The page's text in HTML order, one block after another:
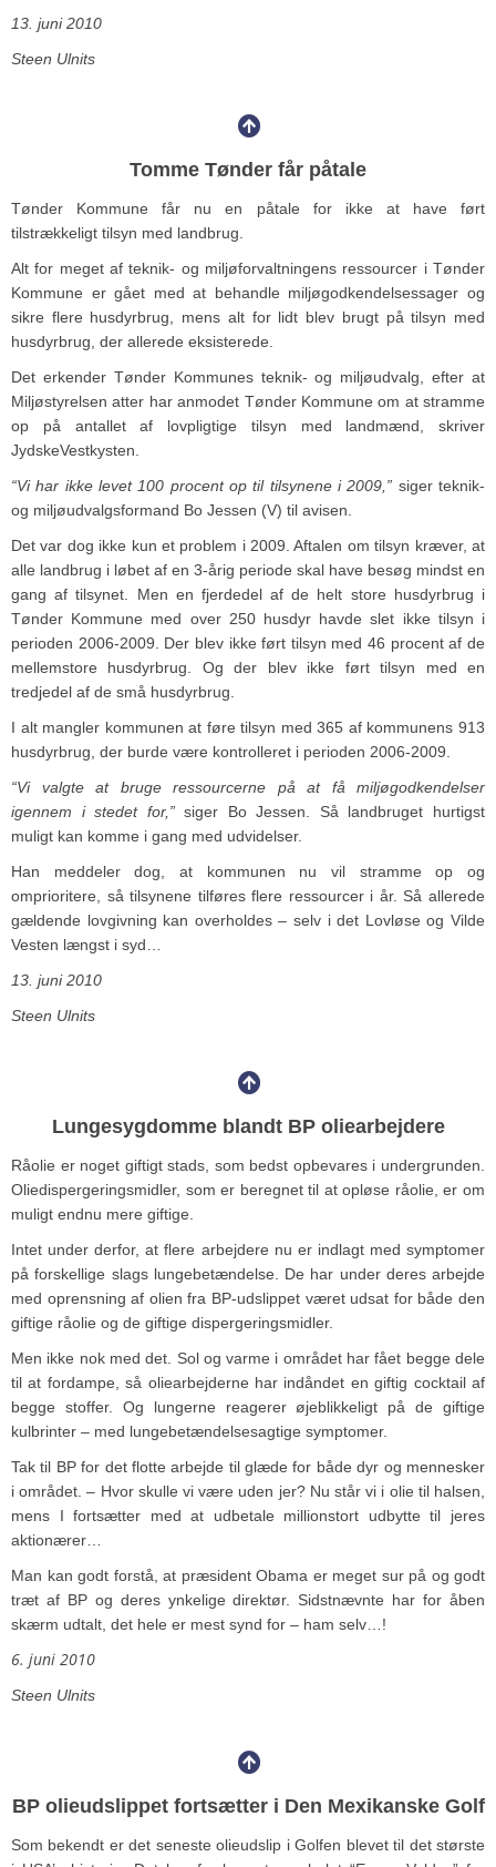
13. juni 2010
Steen Ulnits
Tomme Tønder får påtale
Tønder Kommune får nu en påtale for ikke at have ført
tilstrækkeligt tilsyn med landbrug.
Alt for meget af teknik- og miljøforvaltningens ressourcer i Tønder
Kommune er gået med at behandle miljøgodkendelsessager og
sikre flere husdyrbrug, mens alt for lidt blev brugt på tilsyn med
husdyrbrug, der allerede eksisterede.
Det erkender Tønder Kommunes teknik- og miljøudvalg, efter at
Miljøstyrelsen atter har anmodet Tønder Kommune om at stramme
op på antallet af lovpligtige tilsyn med landmænd, skriver
JydskeVestkysten.
“Vi har ikke levet 100 procent op til tilsynene i 2009,” siger teknik-
og miljøudvalgsformand Bo Jessen (V) til avisen.
Det var dog ikke kun et problem i 2009. Aftalen om tilsyn kræver, at
alle landbrug i løbet af en 3-årig periode skal have besøg mindst en
gang af tilsynet. Men en fjerdedel af de helt store husdyrbrug i
Tønder Kommune med over 250 husdyr havde slet ikke tilsyn i
perioden 2006-2009. Der blev ikke ført tilsyn med 46 procent af de
mellemstore husdyrbrug. Og der blev ikke ført tilsyn med en
tredjedel af de små husdyrbrug.
I alt mangler kommunen at føre tilsyn med 365 af kommunens 913
husdyrbrug, der burde være kontrolleret i perioden 2006-2009.
“Vi valgte at bruge ressourcerne på at få miljøgodkendelser
igennem i stedet for,”siger Bo Jessen. Så landbruget hurtigst
muligt kan komme i gang med udvidelser.
Han meddeler dog, at kommunen nu vil stramme op og
omprioritere, så tilsynene tilføres flere ressourcer i år. Så allerede
gældende lovgivning kan overholdes – selv i det Lovløse og Vilde
Vesten længst i syd…
13. juni 2010
Steen Ulnits
Lungesygdomme blandt BP oliearbejdere
Råolie er noget giftigt stads, som bedst opbevares i undergrunden.
Oliedispergeringsmidler, som er beregnet til at opløse råolie, er om
muligt endnu mere giftige.
Intet under derfor, at flere arbejdere nu er indlagt med symptomer
på forskellige slags lungebetændelse. De har under deres arbejde
med oprensning af olien fra BP-udslippet været udsat for både den
giftige råolie og de giftige dispergeringsmidler.
Men ikke nok med det. Sol og varme i området har fået begge dele
til at fordampe, så oliearbejderne har indåndet en giftig cocktail af
begge stoffer. Og lungerne reagerer øjeblikkeligt på de giftige
kulbrinter – med lungebetændelsesagtige symptomer.
Tak til BP for det flotte arbejde til glæde for både dyr og mennesker
i området. – Hvor skulle vi være uden jer? Nu står vi i olie til halsen,
mens I fortsætter med at udbetale millionstort udbytte til jeres
aktionærer…
Man kan godt forstå, at præsident Obama er meget sur på og godt
træt af BP og deres ynkelige direktør. Sidstnævnte har for åben
skærm udtalt, det hele er mest synd for – ham selv…!
6. juni 2010
Steen Ulnits
BP olieudslippet fortsætter i Den Mexikanske Golf
Som bekendt er det seneste olieudslip i Golfen blevet til det største